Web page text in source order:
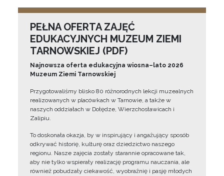
PEŁNA OFERTA ZAJĘĆ
EDUKACYJNYCH MUZEUM ZIEMI
TARNOWSKIEJ (PDF)
Najnowsza oferta edukacyjna wiosna–lato 2026
Muzeum Ziemi Tarnowskiej
Przygotowaliśmy blisko 80 różnorodnych lekcji muzealnych
realizowanych w placówkach w Tarnowie, a także w
naszych oddziałach w Dołędze, Wierzchosławicach i
Zalipiu.
To doskonała okazja, by w inspirujący i angażujący sposób
odkrywać historię, kulturę oraz dziedzictwo naszego
regionu. Nasze zajęcia zostały starannie opracowane tak,
aby nie tylko wspierały realizację programu nauczania, ale
również pobudzały ciekawość, wyobraźnię i pasję młodych